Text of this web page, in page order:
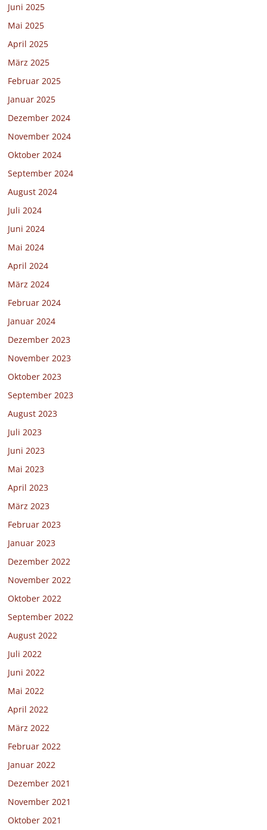
Juni 2025
Mai 2025
April 2025
März 2025
Februar 2025
Januar 2025
Dezember 2024
November 2024
Oktober 2024
September 2024
August 2024
Juli 2024
Juni 2024
Mai 2024
April 2024
März 2024
Februar 2024
Januar 2024
Dezember 2023
November 2023
Oktober 2023
September 2023
August 2023
Juli 2023
Juni 2023
Mai 2023
April 2023
März 2023
Februar 2023
Januar 2023
Dezember 2022
November 2022
Oktober 2022
September 2022
August 2022
Juli 2022
Juni 2022
Mai 2022
April 2022
März 2022
Februar 2022
Januar 2022
Dezember 2021
November 2021
Oktober 2021